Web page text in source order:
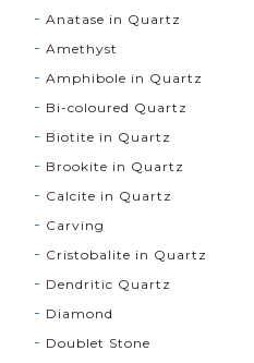
Anatase in Quartz
Amethyst
Amphibole in Quartz
Bi-coloured Quartz
Biotite in Quartz
Brookite in Quartz
Calcite in Quartz
Carving
Cristobalite in Quartz
Dendritic Quartz
Diamond
Doublet Stone